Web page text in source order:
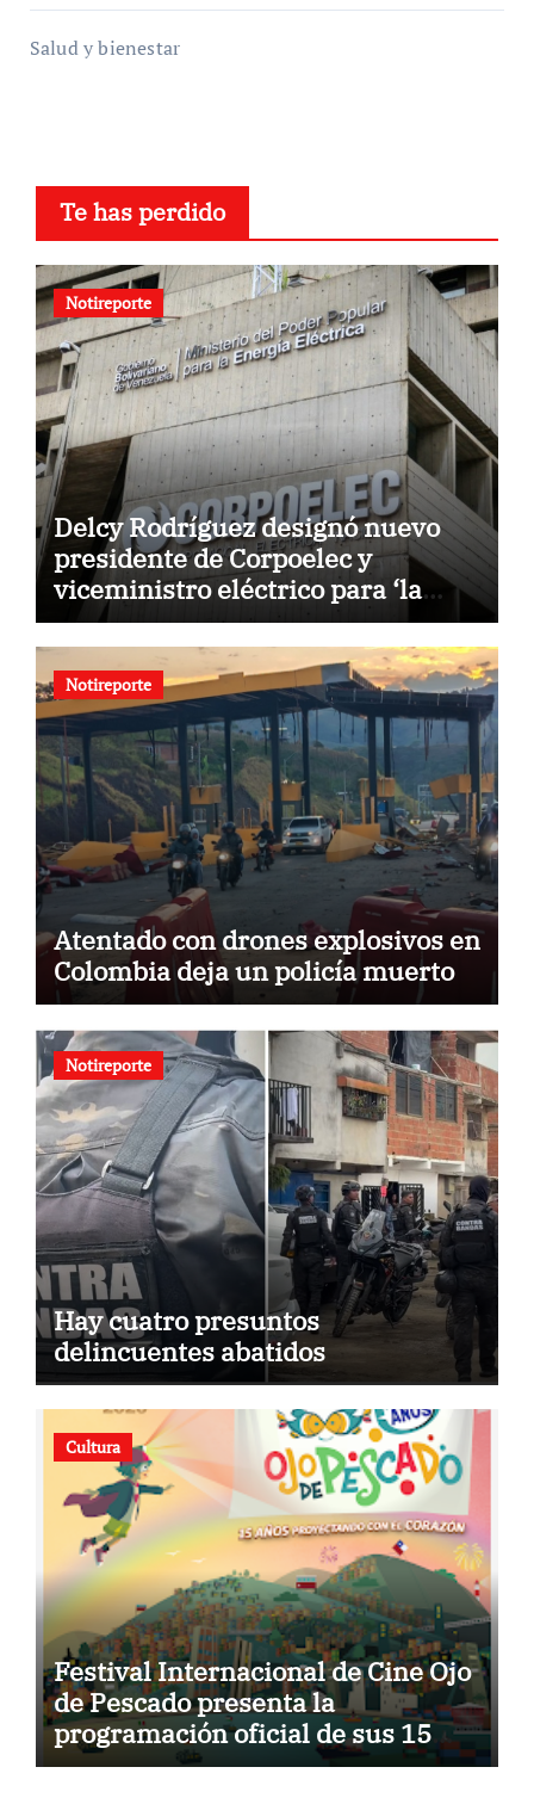
Salud y bienestar
Te has perdido
Notireporte
Delcy Rodríguez designó nuevo
presidente de Corpoelec y
viceministro eléctrico para ‘la
recuperación del servicio’
Notireporte
Atentado con drones explosivos en
Colombia deja un policía muerto
Notireporte
Hay cuatro presuntos
delincuentes abatidos
Cultura
Festival Internacional de Cine Ojo
de Pescado presenta la
programación oficial de sus 15
años